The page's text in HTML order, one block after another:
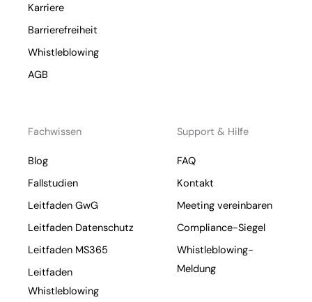
Karriere
Barrierefreiheit
Whistleblowing
AGB
Fachwissen
Blog
Fallstudien
Leitfaden GwG
Leitfaden Datenschutz
Leitfaden MS365
Leitfaden
Whistleblowing
Support & Hilfe
FAQ
Kontakt
Meeting vereinbaren
Compliance-Siegel
Whistleblowing-
Meldung